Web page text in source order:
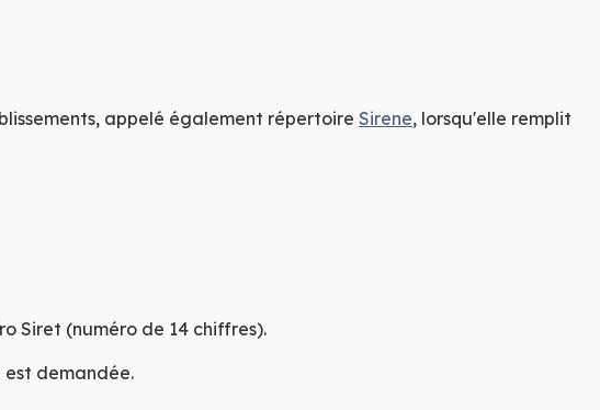
appelé également répertoire Sirene, lorsqu'elle remplit
Siret (numéro de 14 chiffres).
demandée.